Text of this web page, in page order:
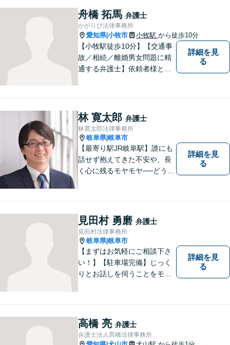
舟橋 拓馬 弁護士
かがりび法律事務所
愛知県|小牧市 小牧駅 から徒歩10分
【小牧駅徒歩10分】【交通事
故／相続／離婚男女問題に精
通する弁護士】依頼者様との
分かりやすい説明を心がけま
す。お気軽にご相談くださ
い！
詳細を見
る
林 寛太郎 弁護士
林寛太郎法律事務所
岐阜県|岐阜市
【最寄り駅JR岐阜駅】誰にも
話せず抱えてきた不安や、長
く心に残るモヤモヤ──どうぞ
いながら、これからの一歩を
一緒に見つけていきます。
【丁寧なヒアリング】【地域
密着型の法律事務所】
詳細を見
る
見田村 勇磨 弁護士
見田村法律事務所
岐阜県|岐阜市
【まずはお気軽にご相談下さ
い！】【駐車場完備】じっく
りとお話しを伺うことをモッ
詳細を見
る
高橋 亮 弁護士
弁護士法人髙橋法律事務所